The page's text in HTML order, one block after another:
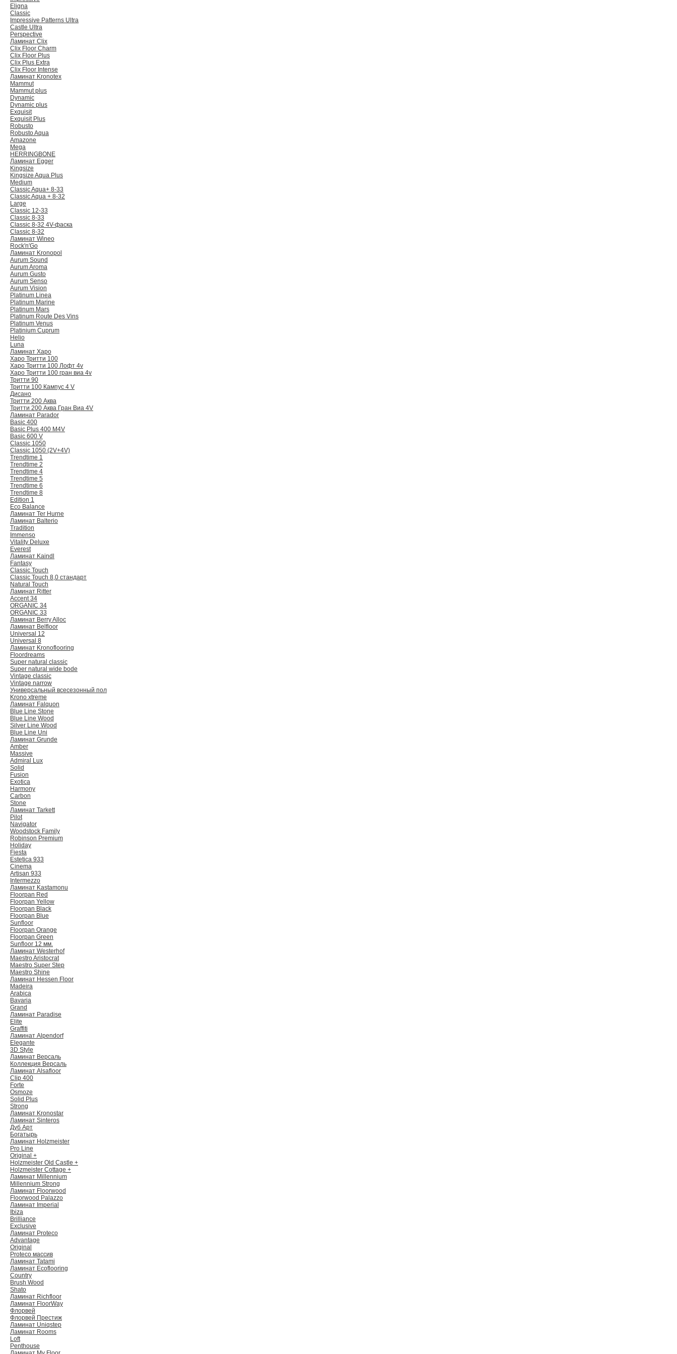
Eligna
Classic
Impressive Patterns Ultra
Castle Ultra
Perspective
Ламинат Clix
Clix Floor Charm
Clix Floor Plus
Clix Plus Extra
Clix Floor Intense
Ламинат Kronotex
Mammut
Mammut plus
Dynamic
Dynamic plus
Exquisit
Exquisit Plus
Robusto
Robusto Aqua
Amazone
Mega
HERRINGBONE
Ламинат Egger
Kingsize
Kingsize Aqua Plus
Medium
Classic Aqua+ 8-33
Classic Aqua + 8-32
Large
Classic 12-33
Classic 8-33
Classic 8-32 4V-фаска
Classic 8-32
Ламинат Wineo
Rock′n′Go
Ламинат Kronopol
Aurum Sound
Aurum Aroma
Aurum Gusto
Aurum Senso
Aurum Vision
Platinum Linea
Platinum Marine
Platinum Mars
Platinum Route Des Vins
Platinum Venus
Platinium Cuprum
Helio
Luna
Ламинат Харо
Харо Тритти 100
Харо Тритти 100 Лофт 4v
Харо Тритти 100 гран виа 4v
Тритти 90
Тритти 100 Кампус 4 V
Дисано
Тритти 200 Аква
Тритти 200 Аква Гран Виа 4V
Ламинат Parador
Basic 400
Basic Plus 400 M4V
Basic 600 V
Classic 1050
Classic 1050 (2V+4V)
Trendtime 1
Trendtime 2
Trendtime 4
Trendtime 5
Trendtime 6
Trendtime 8
Edition 1
Eco Balance
Ламинат Ter Hurne
Ламинат Balterio
Tradition
Immenso
Vitality Deluxe
Everest
Ламинат Kaindl
Fantasy
Classic Touch
Classic Touch 8,0 стандарт
Natural Touch
Ламинат Ritter
Accent 34
ORGANIC 34
ORGANIC 33
Ламинат Berry Alloc
Ламинат Belfloor
Universal 12
Universal 8
Ламинат Kronoflooring
Floordreams
Super natural classic
Super natural wide bode
Vintage classic
Vintage narrow
Универсальный всесезонный пол
Krono xtreme
Ламинат Falquon
Blue Line Stone
Blue Line Wood
Silver Line Wood
Blue Line Uni
Ламинат Grunde
Amber
Massive
Admiral Lux
Solid
Fusion
Exotica
Harmony
Carbon
Stone
Ламинат Tarkett
Pilot
Navigator
Woodstock Family
Robinson Premium
Holiday
Fiesta
Estetica 933
Cinema
Artisan 933
Intermezzo
Ламинат Kastamonu
Floorpan Red
Floorpan Yellow
Floorpan Black
Floorpan Blue
Sunfloor
Floorpan Orange
Floorpan Green
Sunfloor 12 мм.
Ламинат Westerhof
Maestro Aristocrat
Maestro Super Step
Maestro Shine
Ламинат Hessen Floor
Madeira
Arabica
Bavaria
Grand
Ламинат Paradise
Elite
Graffiti
Ламинат Alpendorf
Elegante
3D Style
Ламинат Версаль
Коллекция Версаль
Ламинат Alsafloor
Clip 400
Forte
Osmoze
Solid Plus
Strong
Ламинат Kronostar
Ламинат Sinteros
Дуб Арт
Богатырь
Ламинат Holzmeister
Pro Line
Original +
Holzmeister Old Castle +
Holzmeister Cottage +
Ламинат Millennium
Millennium Strong
Ламинат Floorwood
Floorwood Palazzo
Ламинат Imperial
Ibiza
Brilliance
Exclusive
Ламинат Proteco
Advantage
Original
Proteco массив
Ламинат Tatami
Ламинат Ecoflooring
Country
Brush Wood
Shato
Ламинат Richfloor
Ламинат FloorWay
Флорвей
Флорвей Престиж
Ламинат Uniqstep
Ламинат Rooms
Loft
Penthouse